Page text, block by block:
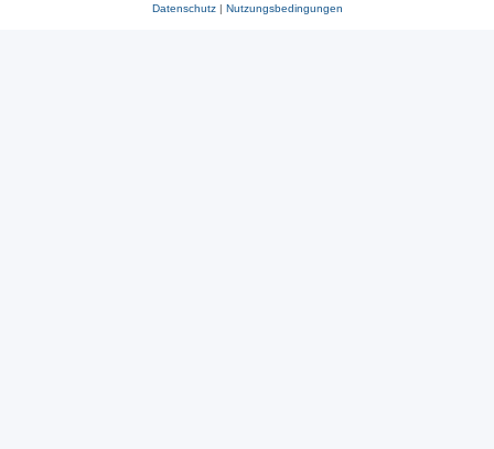
Datenschutz| Nutzungsbedingungen